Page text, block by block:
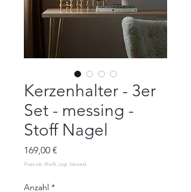
Kerzenhalter - 3er
Set - messing -
Stoff Nagel
169,00 €
Anzahl *